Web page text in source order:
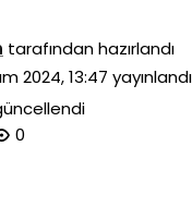
tarafından hazırlandı
2024, 13:47 yayınlandı
0